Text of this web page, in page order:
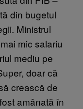
din bugetul
Ministrul
mic salariu
mediu pe
doar că
crească de
amânată în